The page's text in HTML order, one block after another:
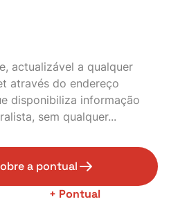
actualizável a qualquer
através do endereço
disponibiliza informação
sem qualquer...
a pontual
+ Pontual